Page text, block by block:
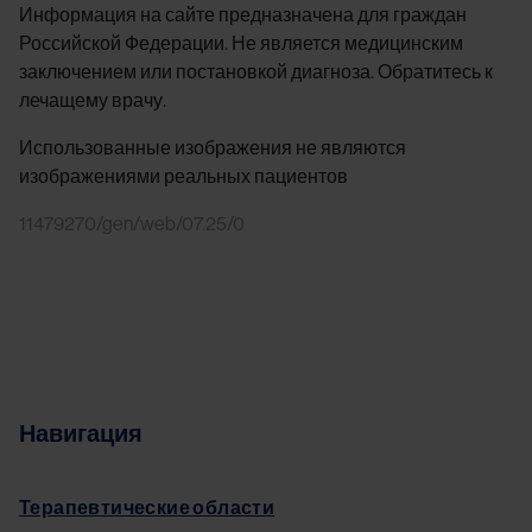
Информация на сайте предназначена для граждан
Российской Федерации. Не является медицинским
заключением или постановкой диагноза. Обратитесь к
лечащему врачу.
Использованные изображения не являются
изображениями реальных пациентов
11479270/gen/web/07.25/0
Навигация
Терапевтические области